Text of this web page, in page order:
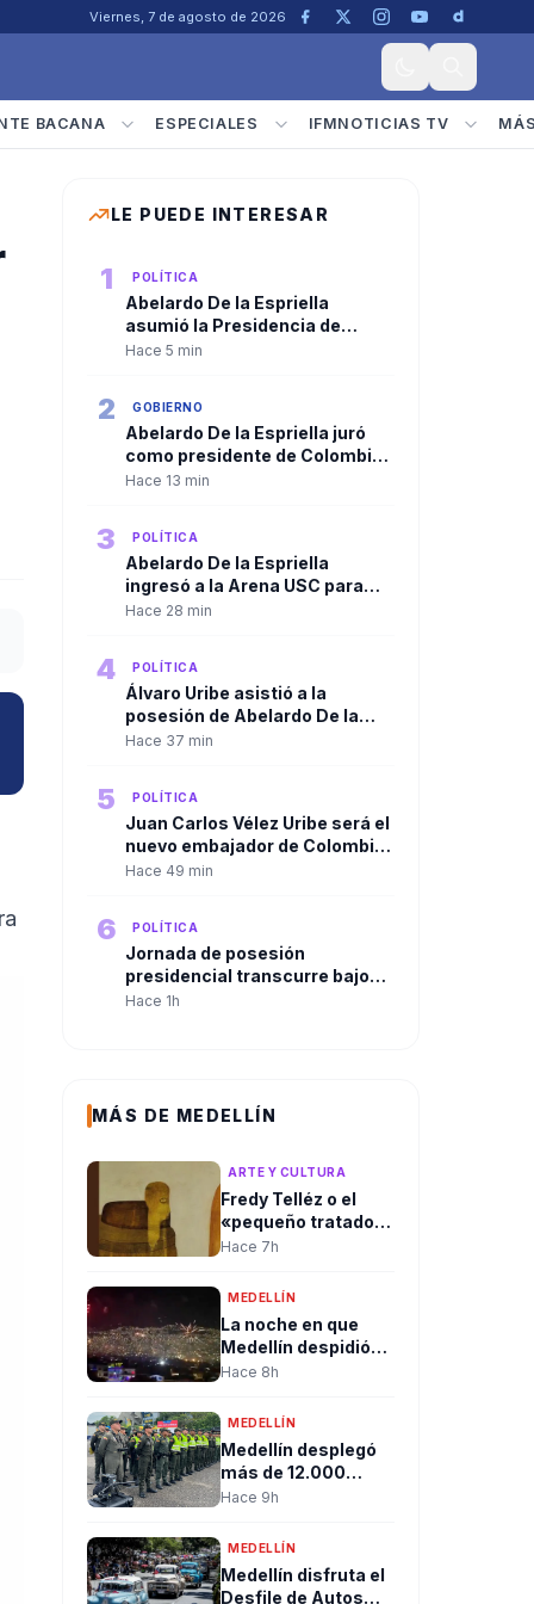
Viernes, 7 de agosto de 2026
BACANA ESPECIALES IFMNOTICIAS TV
LE PUEDE INTERESAR
1 POLÍTICA
Abelardo De la Espriella
asumió la Presidencia de
Colombia y José Manuel
Hace 5 min
2 GOBIERNO
Abelardo De la Espriella juró
como presidente de Colombia
y recibió la banda presidencial
Hace 13 min
3 POLÍTICA
Abelardo De la Espriella
ingresó a la Arena USC para
iniciar la ceremonia de
Hace 28 min
4 POLÍTICA
Álvaro Uribe asistió a la
posesión de Abelardo De la
Espriella y despejó las dudas
Hace 37 min
5 POLÍTICA
Juan Carlos Vélez Uribe será el
nuevo embajador de Colombia
en Ecuador por designación del
Hace 49 min
6 POLÍTICA
Jornada de posesión
presidencial transcurre bajo
máxima alerta por hechos de
Hace 1h
MÁS DE MEDELLÍN
ARTE Y CULTURA
Fredy Telléz o el
«pequeño tratado
del libre pensador»
Hace 7h
MEDELLÍN
La noche en que
Medellín despidió
un gobierno entre
dando la bienvenida
cambio
Hace 8h
MEDELLÍN
Medellín desplegó
más de 12.000
uniformados para
seguridad durante
jornada de posesión
presidencial en
Hace 9h
MEDELLÍN
Medellín disfruta el
Desfile de Autos